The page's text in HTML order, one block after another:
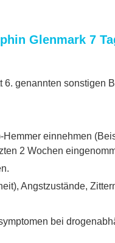
Glenmark 7
genannten sonstigen
einnehmen
2 Wochen
Angstzustände,
bei